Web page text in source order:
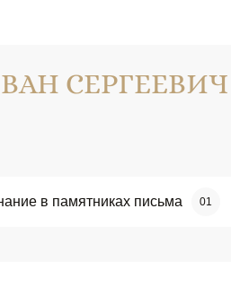
СЕРГЕЕВИЧ
в памятниках письма 01